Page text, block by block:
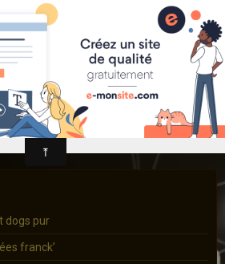
delicious hot dogs
de hot dogs New Yorkais
dogs pur
franck’